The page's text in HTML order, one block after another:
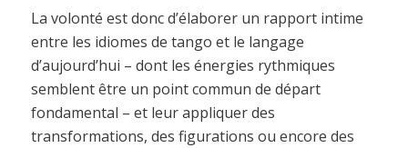
La volonté est donc d’élaborer un rapport intime
entre les idiomes de tango et le langage
d’aujourd’hui – dont les énergies rythmiques
semblent être un point commun de départ
fondamental – et leur appliquer des
transformations, des figurations ou encore des